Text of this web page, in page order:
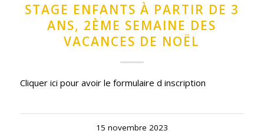
STAGE ENFANTS À PARTIR DE 3
ANS, 2ÈME SEMAINE DES
VACANCES DE NOËL
Cliquer ici pour avoir le formulaire d inscription
15 novembre 2023